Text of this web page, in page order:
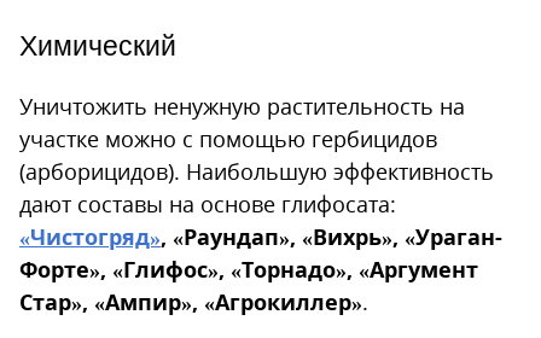
Химический
Уничтожить ненужную растительность на
участке можно с помощью гербицидов
(арборицидов). Наибольшую эффективность
дают составы на основе глифосата:
«Чистогряд», «Раундап», «Вихрь», «Ураган-
Форте», «Глифос», «Торнадо», «Аргумент
Стар», «Ампир», «Агрокиллер».